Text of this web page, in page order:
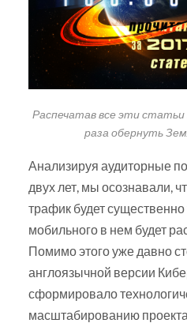
Распечатав все эти
раза обернуть
Анализируя аудиторные
двух лет, мы осознавали,
трафик будет
мобильного в нем будет
Помимо этого уже давно
англоязычной версии
сформировало
масштабированию